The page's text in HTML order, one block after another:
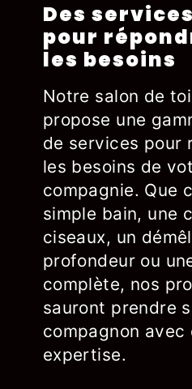
Des
pour
les besoins
Notre salon de
propose une
de services pour
les besoins de
compagnie. Que
simple bain, une
ciseaux, un
profondeur ou
complète, nos
sauront prendre
compagnon avec
expertise.